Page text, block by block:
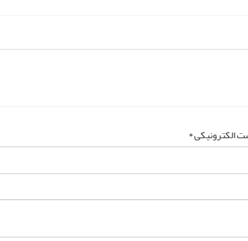
الکترونیکی *